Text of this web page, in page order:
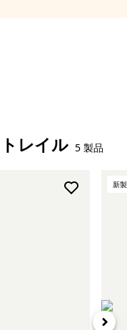
レイル 5 製品
新